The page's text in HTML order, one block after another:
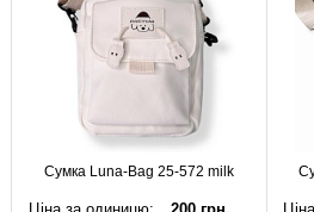
Сумка Luna-Bag 25-572 milk